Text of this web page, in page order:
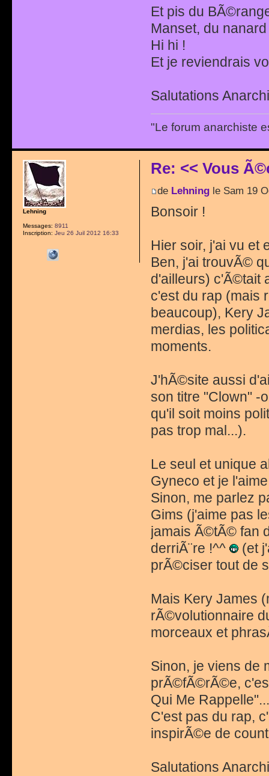
Et pis du
Manset, du
Hi hi !
Et je reviendrais
Salutations
"Le forum anarchiste
Re: << Vous
de Lehningle Sam 19
Bonsoir !
Hier soir, j'ai vu et
Ben, j'ai trouvÃ©
d'ailleurs) c'Ã©tait
c'est du rap (mais
beaucoup), Kery
merdias, les
moments.
J'hÃ©site aussi
son titre "Clown" -
qu'il soit moins
pas trop mal...).
Le seul et unique
Gyneco et je
Sinon, me parlez
Gims (j'aime pas
jamais Ã©tÃ© fan
derriÃ¨re !^^
(et
prÃ©ciser tout de
Mais Kery James
rÃ©volutionnaire
morceaux et
Sinon, je viens de
prÃ©fÃ©rÃ©e,
Qui Me Rappelle"...
C'est pas du rap,
inspirÃ©e de
Salutations
Lehning
Messages: 8911
Inscription: Jeu 26 Juil 2012 16:33